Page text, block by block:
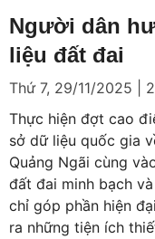
Người dân
liệu đất đai
Thứ 7, 29/11/2025 |
Thực hiện đợt cao
sở dữ liệu quốc gia
Quảng Ngãi cùng
đất đai minh bạch
chỉ góp phần hiện
ra những tiện ích